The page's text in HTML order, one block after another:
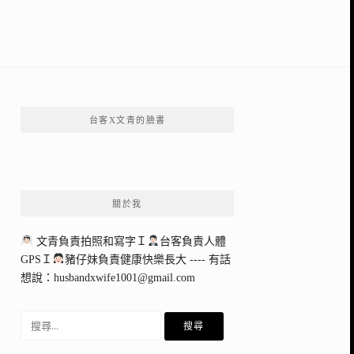
台客X文青的臉書
關於我
文青負責拍照和寫字Ｉ
台客負責人體
GPSＩ
豬仔妹負責健康快樂長大 ---- 有話
想說： husbandxwife1001@gmail.com